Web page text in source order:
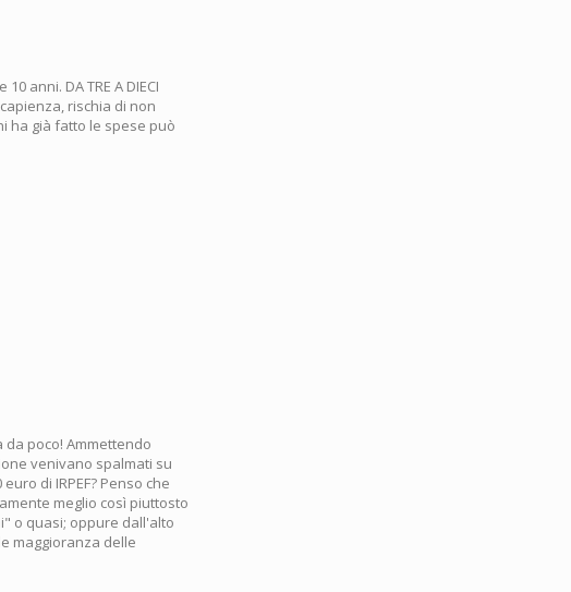
anni. DA TRE A DIECI
rischia di non
ha già fatto le spese può
poco! Ammettendo
venivano spalmati su
di IRPEF? Penso che
meglio così piuttosto
o quasi; oppure dall'alto
maggioranza delle